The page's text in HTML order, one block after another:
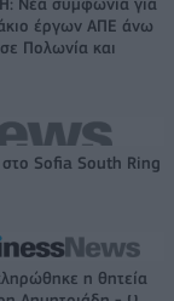
έργων ΑΠΕ άνω
Πολωνία και
Sofia South Ring
η θητεία